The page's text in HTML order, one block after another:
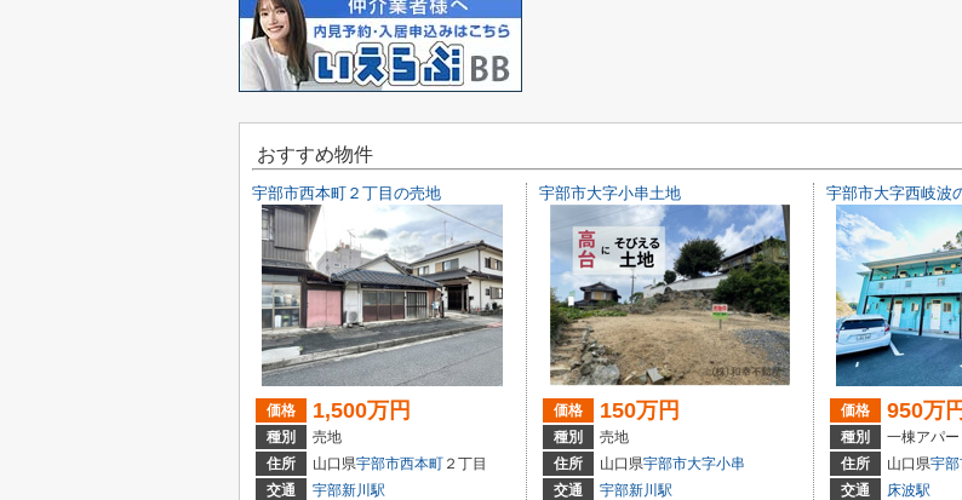
おすすめ物件
宇部市西本町２丁目の売地
価格 1,500万円
種別
売地
住所
山口県宇部市西本町 ２丁目
交通
宇部新川駅
宇部市大字小串土地
価格 150万円
種別
売地
住所
山口県宇部市大字小串
交通
宇部新川駅
宇部市大字西岐波
価格 950万円
種別
一棟アパー
住所
山口県宇
交通
床波駅